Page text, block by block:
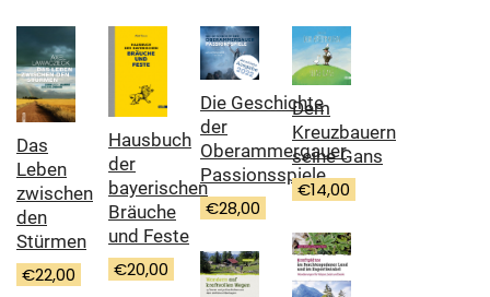
Das
Leben
zwischen
den
Stürmen
€22,00
Hausbuch
der
bayerischen
Bräuche
und Feste
€20,00
Die Geschichte
der
Oberammergauer
Passionsspiele
€28,00
Dem
Kreuzbauern
seine Gans
€14,00